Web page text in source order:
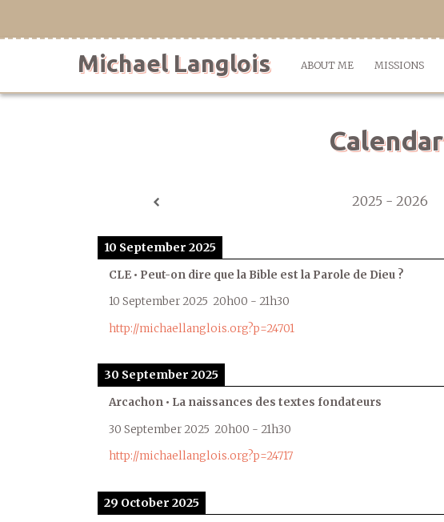
Michael Langlois ABOUT ME MISSIONS
Calendar
2025 - 2026
10 September 2025
CLE • Peut-on dire que la Bible est la Parole de Dieu ?
10 September 2025 20h00 - 21h30
http://michaellanglois.org?p=24701
30 September 2025
Arcachon • La naissances des textes fondateurs
30 September 2025 20h00 - 21h30
http://michaellanglois.org?p=24717
29 October 2025